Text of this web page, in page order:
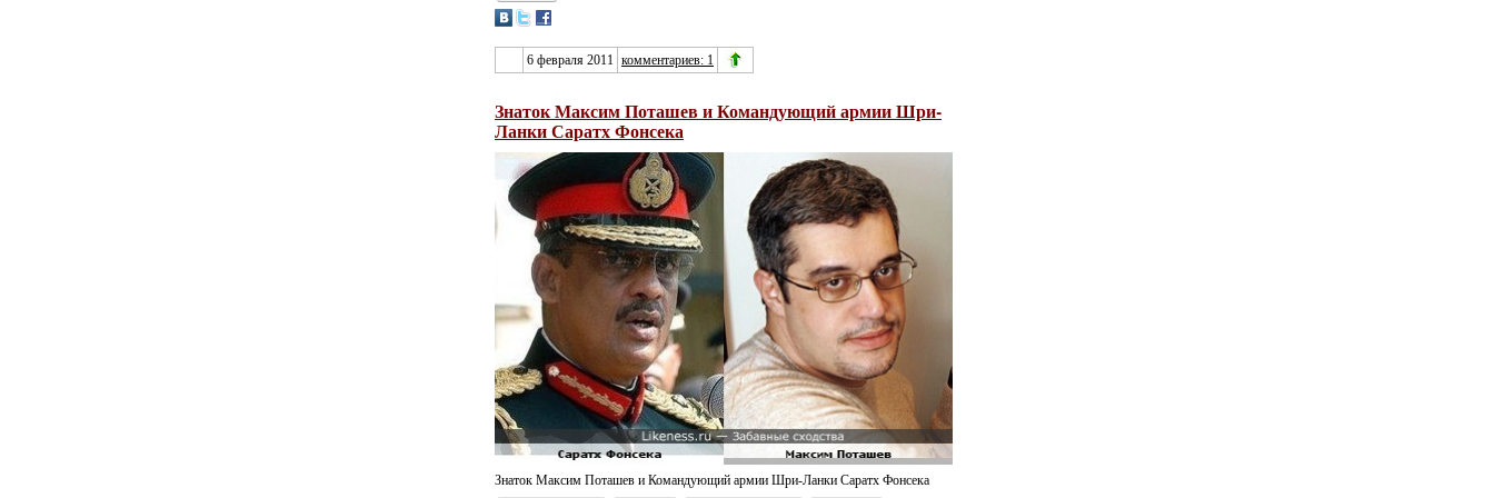
6 февраля 2011 комментариев: 1
Знаток Максим Поташев и Командующий армии Шри-
Ланки Саратх Фонсека
Знаток Максим Поташев и Командующий армии Шри-Ланки Саратх Фонсека